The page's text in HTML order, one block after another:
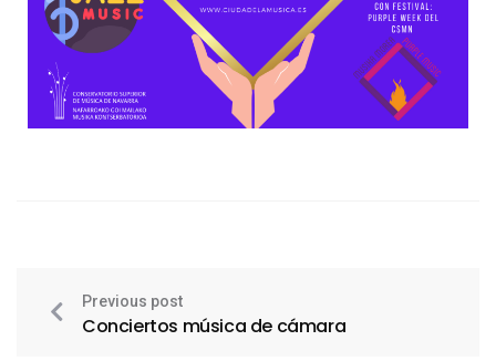
Previous post
Conciertos música de cámara